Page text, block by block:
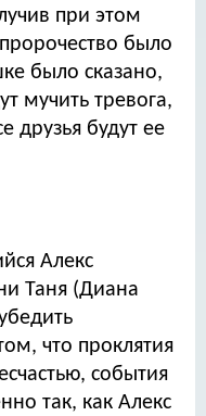
при этом
было
было сказано,
мучить тревога,
друзья будут ее
Алекс
Таня (Диана
что проклятия
события
так, как Алекс